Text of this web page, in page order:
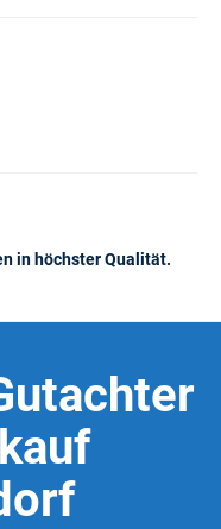
in höchster Qualität.